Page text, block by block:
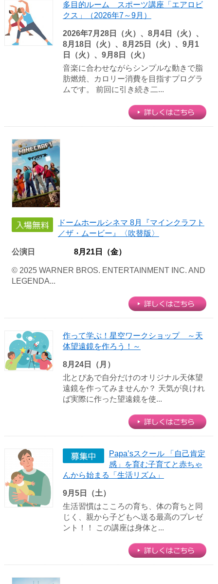
多目的ルーム スポーツ講座「エアロビ
クス」（2026年7～9月）
2026年7月28日（火）、8月4日（火）、
8月18日（火）、8月25日（火）、9月1
日（火）、9月8日（火）
音楽に合わせながらシンプルな動きで脂
肪燃焼、カロリー消費を目指すプログラ
ムです。 前回に引き続き二...
ドームホールシネマ 8月『マインクラフト
／ザ・ムービー』〈吹替版〉
公演日 8月21日（金）
© 2025 WARNER BROS. ENTERTAINMENT INC. AND
LEGENDA...
作って学ぶ！星空ワークショップ ～天
体望遠鏡を作ろう！～
8月24日（月）
北とぴあで自分だけのオリジナル天体望
遠鏡を作ってみませんか？ 天気が良けれ
ば実際に作った望遠鏡を使...
Papa’sスクール 「自己肯定
感」を育む子育てと赤ちゃ
んから始まる「生活リズム」
9月5日（土）
生活習慣はこころの育ち、体の育ちと同
じく、親から子どもへ送る最高のプレゼ
ント！！ この講座は身体と...